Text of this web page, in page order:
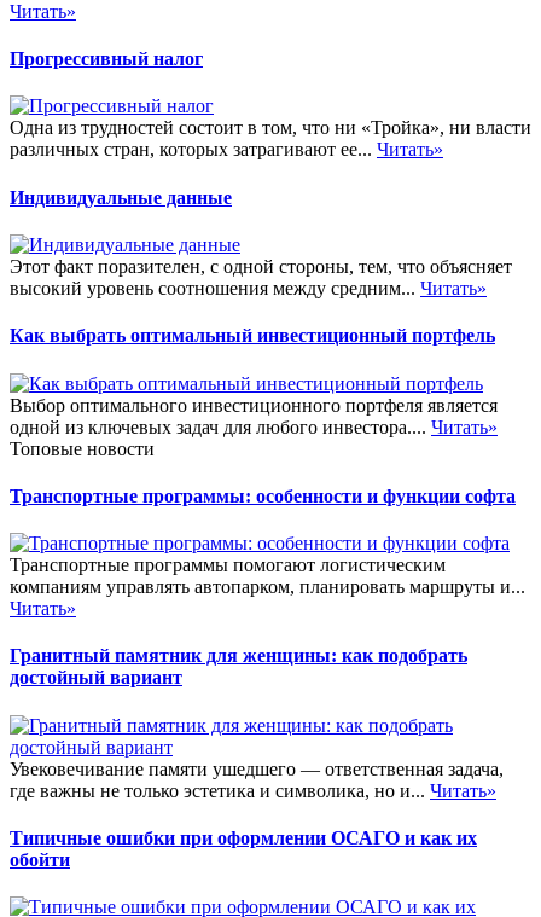
Читать»
Прогрессивный налог
Одна из трудностей состоит в том, что ни «Тройка», ни власти
различных стран, которых затрагивают ее... Читать»
Индивидуальные данные
Этот факт поразителен, с одной стороны, тем, что объясняет
высокий уровень соотношения между средним... Читать»
Как выбрать оптимальный инвестиционный портфель
Выбор оптимального инвестиционного портфеля является
одной из ключевых задач для любого инвестора.... Читать»
Топовые новости
Транспортные программы: особенности и функции софта
Транспортные программы помогают логистическим
компаниям управлять автопарком, планировать маршруты и...
Читать»
Гранитный памятник для женщины: как подобрать
достойный вариант
Увековечивание памяти ушедшего — ответственная задача,
где важны не только эстетика и символика, но и... Читать»
Типичные ошибки при оформлении ОСАГО и как их
обойти